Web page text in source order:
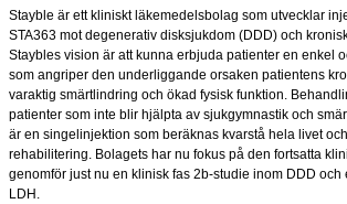
Stayble är ett kliniskt läkemedelsbolag som utvecklar
STA363 mot degenerativ disksjukdom (DDD) och
Staybles vision är att kunna erbjuda patienter en enkel
som angriper den underliggande orsaken patientens
varaktig smärtlindring och ökad fysisk funktion.
patienter som inte blir hjälpta av sjukgymnastik och
är en singelinjektion som beräknas kvarstå hela livet
rehabilitering. Bolagets har nu fokus på den fortsatta
genomför just nu en klinisk fas 2b-studie inom DDD och
LDH.